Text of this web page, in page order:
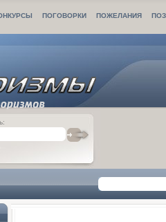
ПОГОВОРКИ ПОЖЕЛАНИЯ